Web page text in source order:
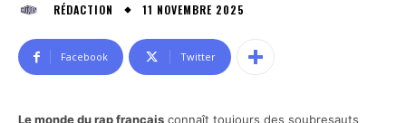
RÉDACTION 11 NOVEMBRE 2025
Facebook Twitter
Le monde du rap français connaît toujours des soubresauts